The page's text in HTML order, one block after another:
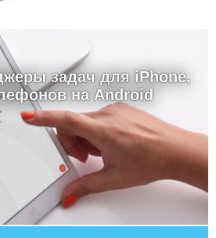
задач для iPhone,
на Android